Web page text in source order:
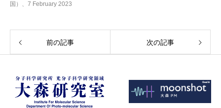
国）、7 February 2023
前の記事 次の記事